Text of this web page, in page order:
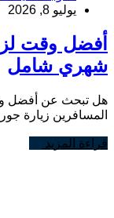
يوليو 8, 2026
أفضل وقت
شهري شامل
هل تبحث عن أفضل
المسافرين زيارة
قراءة المزيد